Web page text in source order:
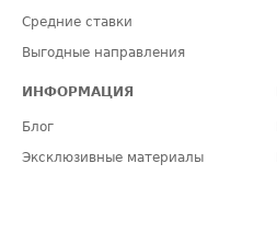
Средние ставки
Выгодные направления
ИНФОРМАЦИЯ
Блог
Эксклюзивные материалы